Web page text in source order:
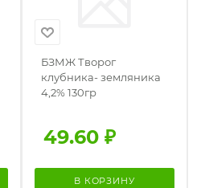
БЗМЖ Творог
клубника- земляника
4,2% 130гр
49.60₽
В КОРЗИНУ